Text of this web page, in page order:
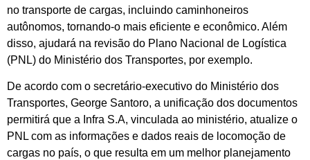
no transporte de cargas, incluindo caminhoneiros
autônomos, tornando-o mais eficiente e econômico. Além
disso, ajudará na revisão do Plano Nacional de Logística
(PNL) do Ministério dos Transportes, por exemplo.
De acordo com o secretário-executivo do Ministério dos
Transportes, George Santoro, a unificação dos documentos
permitirá que a Infra S.A, vinculada ao ministério, atualize o
PNL com as informações e dados reais de locomoção de
cargas no país, o que resulta em um melhor planejamento